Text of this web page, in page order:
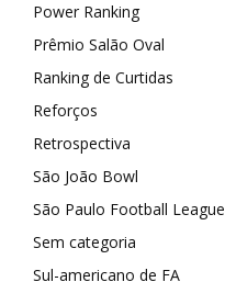
Power Ranking
Prêmio Salão Oval
Ranking de Curtidas
Reforços
Retrospectiva
São João Bowl
São Paulo Football League
Sem categoria
Sul-americano de FA